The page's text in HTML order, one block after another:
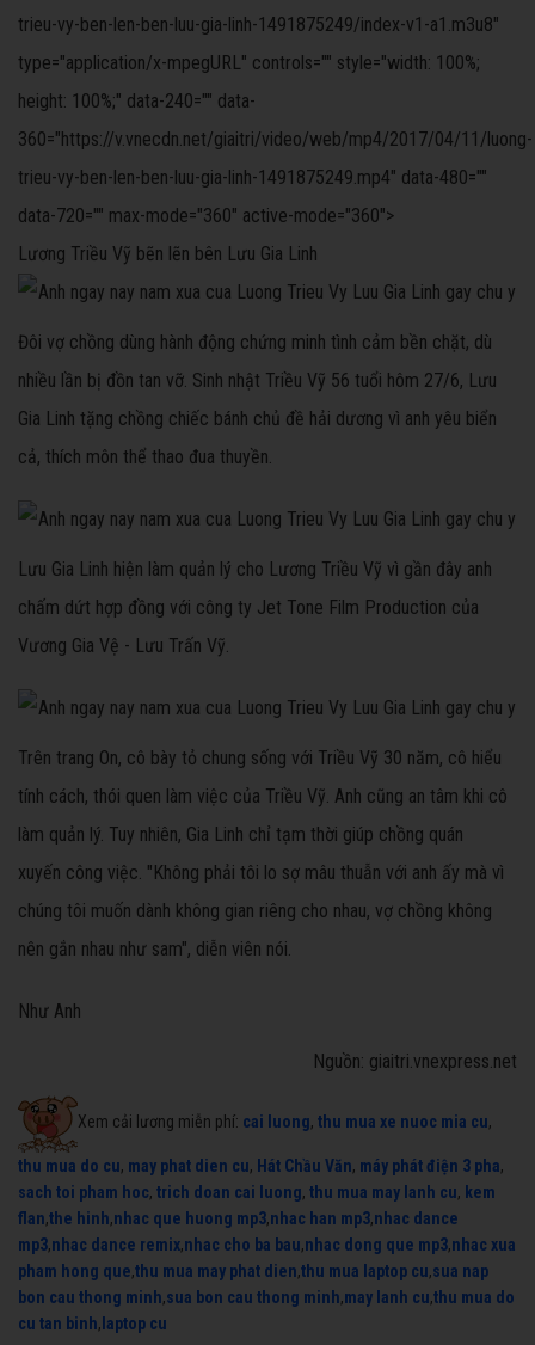
trieu-vy-ben-len-ben-luu-gia-linh-1491875249/index-v1-a1.m3u8"
type="application/x-mpegURL" controls="" style="width: 100%;
height: 100%;" data-240="" data-
360="https://v.vnecdn.net/giaitri/video/web/mp4/2017/04/11/luong-
trieu-vy-ben-len-ben-luu-gia-linh-1491875249.mp4" data-480=""
data-720="" max-mode="360" active-mode="360">
Lương Triều Vỹ bẽn lẽn bên Lưu Gia Linh
Đôi vợ chồng dùng hành động chứng minh tình cảm bền chặt, dù
nhiều lần bị đồn tan vỡ. Sinh nhật Triều Vỹ 56 tuổi hôm 27/6, Lưu
Gia Linh tặng chồng chiếc bánh chủ đề hải dương vì anh yêu biển
cả, thích môn thể thao đua thuyền.
Lưu Gia Linh hiện làm quản lý cho Lương Triều Vỹ vì gần đây anh
chấm dứt hợp đồng với công ty Jet Tone Film Production của
Vương Gia Vệ - Lưu Trấn Vỹ.
Trên trang On, cô bày tỏ chung sống với Triều Vỹ 30 năm, cô hiểu
tính cách, thói quen làm việc của Triều Vỹ. Anh cũng an tâm khi cô
làm quản lý. Tuy nhiên, Gia Linh chỉ tạm thời giúp chồng quán
xuyến công việc. "Không phải tôi lo sợ mâu thuẫn với anh ấy mà vì
chúng tôi muốn dành không gian riêng cho nhau, vợ chồng không
nên gắn nhau như sam", diễn viên nói.
Như Anh
Nguồn: giaitri.vnexpress.net
Xem cải lương miễn phí: cai luong, thu mua xe nuoc mia cu,
thu mua do cu, may phat dien cu, Hát Chầu Văn, máy phát điện 3 pha,
sach toi pham hoc, trich doan cai luong, thu mua may lanh cu, kem
flan,the hinh,nhac que huong mp3,nhac han mp3,nhac dance
mp3,nhac dance remix,nhac cho ba bau,nhac dong que mp3,nhac xua
pham hong que,thu mua may phat dien,thu mua laptop cu,sua nap
bon cau thong minh,sua bon cau thong minh,may lanh cu,thu mua do
cu tan binh, laptop cu